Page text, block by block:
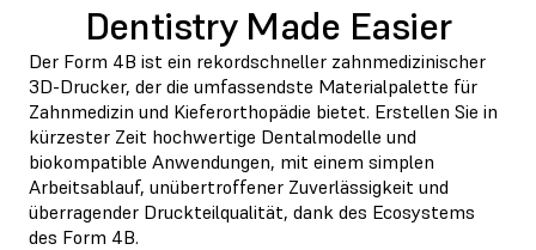
Dentistry Made Easier
Der Form 4B ist ein rekordschneller zahnmedizinischer
3D-Drucker, der die umfassendste Materialpalette für
Zahnmedizin und Kieferorthopädie bietet. Erstellen Sie in
kürzester Zeit hochwertige Dentalmodelle und
biokompatible Anwendungen, mit einem simplen
Arbeitsablauf, unübertroffener Zuverlässigkeit und
überragender Druckteilqualität, dank des Ecosystems
des Form 4B.